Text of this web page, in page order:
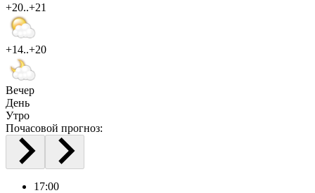
+20..+21
+14..+20
Вечер
День
Утро
Почасовой прогноз:
17:00